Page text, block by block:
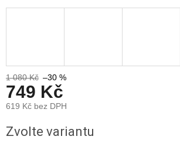
1 080 Kč –30 %
749 Kč
619 Kč bez DPH
cena:
Zvolte variantu